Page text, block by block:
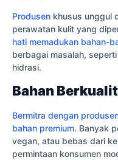
Produsen khusus unggul
perawatan kulit yang
hati memadukan bahan-
berbagai masalah,
hidrasi.
Bahan
Bermitra dengan
bahan premium. Banyak
vegan, atau bebas dari
permintaan konsumen